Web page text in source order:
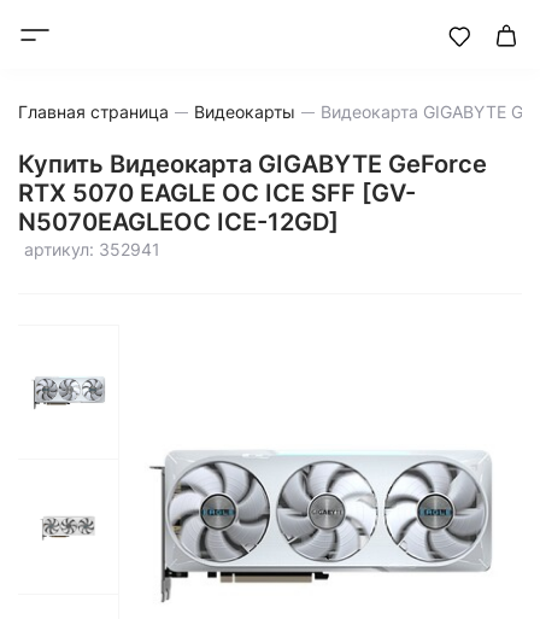
Главная страница Видеокарты
Купить Видеокарта GIGABYTE GeForce
RTX 5070 EAGLE OC ICE SFF [GV-
N5070EAGLEOC ICE-12GD]
артикул: 352941